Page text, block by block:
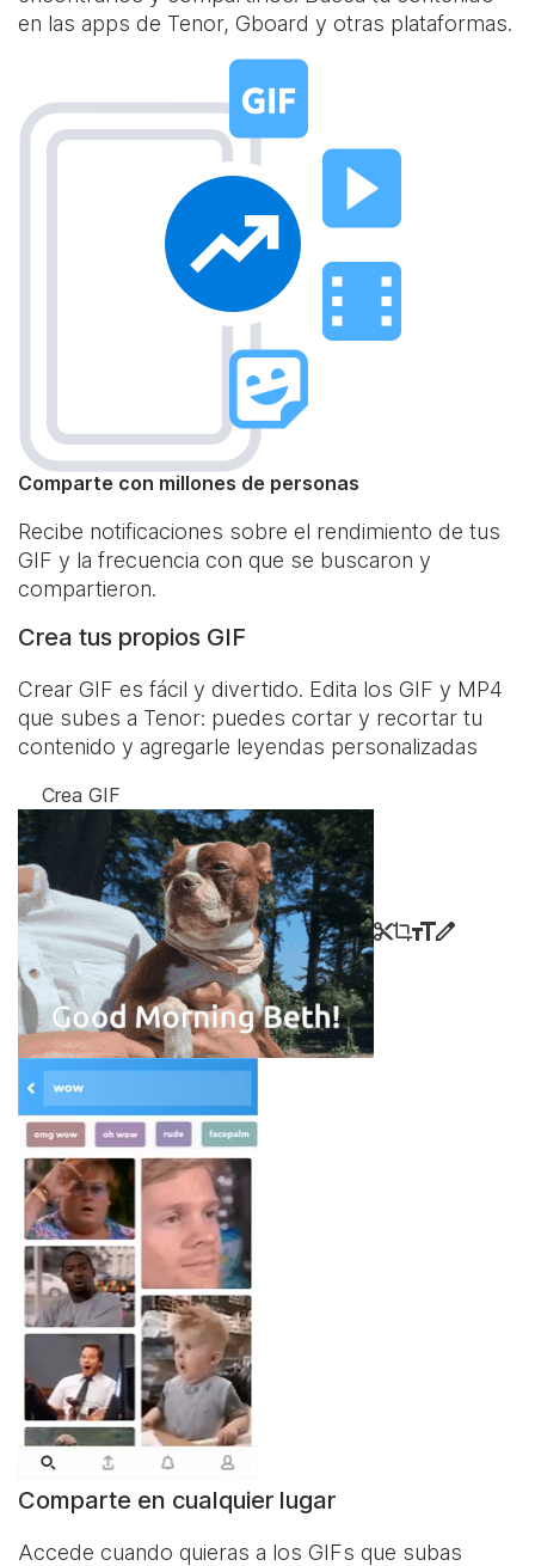
en las apps de Tenor, Gboard y otras plataformas.
Comparte con millones de personas
Recibe notificaciones sobre el rendimiento de tus
GIF y la frecuencia con que se buscaron y
compartieron.
Crea tus propios GIF
Crear GIF es fácil y divertido. Edita los GIF y MP4
que subes a Tenor: puedes cortar y recortar tu
contenido y agregarle leyendas personalizadas
Crea GIF
Comparte en cualquier lugar
Accede cuando quieras a los GIFs que subas